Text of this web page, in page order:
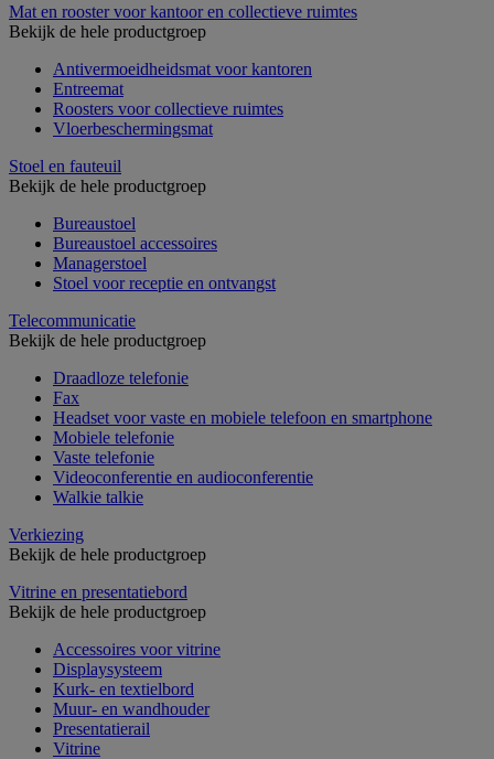
Mat en rooster voor kantoor en collectieve ruimtes
Bekijk de hele productgroep
Antivermoeidheidsmat voor kantoren
Entreemat
Roosters voor collectieve ruimtes
Vloerbeschermingsmat
Stoel en fauteuil
Bekijk de hele productgroep
Bureaustoel
Bureaustoel accessoires
Managerstoel
Stoel voor receptie en ontvangst
Telecommunicatie
Bekijk de hele productgroep
Draadloze telefonie
Fax
Headset voor vaste en mobiele telefoon en smartphone
Mobiele telefonie
Vaste telefonie
Videoconferentie en audioconferentie
Walkie talkie
Verkiezing
Bekijk de hele productgroep
Vitrine en presentatiebord
Bekijk de hele productgroep
Accessoires voor vitrine
Displaysysteem
Kurk- en textielbord
Muur- en wandhouder
Presentatierail
Vitrine